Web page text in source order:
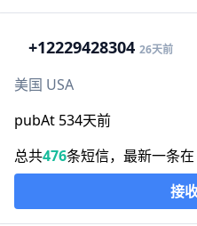
+12229428304 26天前
美国 USA
pubAt 534天前
总共476条短信，最新一条在
接